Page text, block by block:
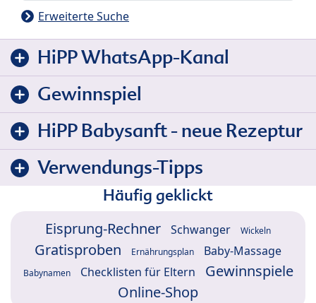
Erweiterte Suche
HiPP WhatsApp-Kanal
Gewinnspiel
HiPP Babysanft - neue Rezeptur
Verwendungs-Tipps
Häufig geklickt
Eisprung-Rechner Schwanger Wickeln
Gratisproben Ernährungsplan Baby-Massage
Babynamen Checklisten für Eltern
Gewinnspiele
Online-Shop